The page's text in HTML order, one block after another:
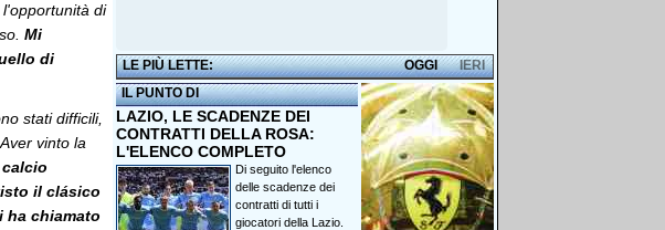
di
Mi
di
stati difficili,
vinto la
il clásico
ha chiamato
LE PIÙ LETTE: IERI
OGGI
IL PUNTO DI
LAZIO, LE SCADENZE DEI
CONTRATTI DELLA ROSA:
L'ELENCO COMPLETO
Di seguito l'elenco
delle scadenze dei
contratti di tutti i
giocatori della Lazio.